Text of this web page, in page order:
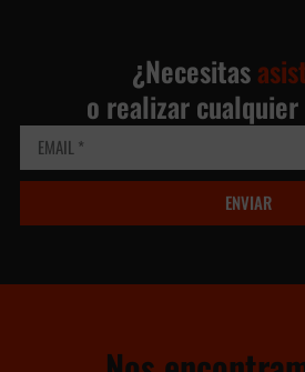
¿Necesitas
o realizar cualquier
ENVIAR